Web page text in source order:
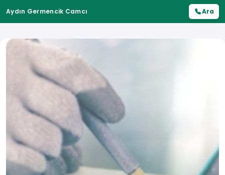
Aydın Germencik Camcı Ara